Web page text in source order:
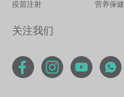
疫苗注射
营养保健
关注我们